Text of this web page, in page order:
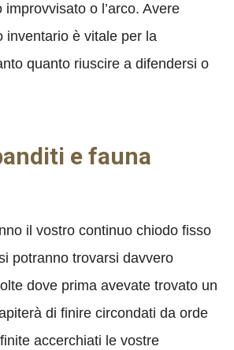
o l’arco. Avere
inventario è vitale per la
quanto riuscire a difendersi o
e fauna
il vostro continuo chiodo fisso
potranno trovarsi davvero
dove prima avevate trovato un
di finire circondati da orde
accerchiati le vostre